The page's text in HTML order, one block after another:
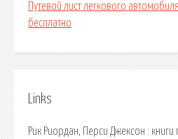
Путевой лист легкового
бесплатно
Links
Рик Риордан, Перси Джексон : книги